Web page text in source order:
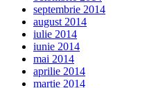
septembrie 2014
august 2014
iulie 2014
iunie 2014
mai 2014
aprilie 2014
martie 2014